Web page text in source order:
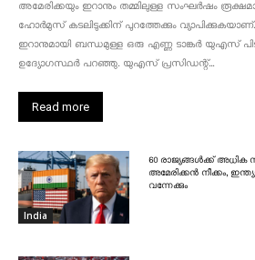
അമേരിക്കയും ഇറാനും തമ്മിലുള്ള സംഘർഷം
ഹോർമുസ് കടലിടുക്കിന് പുറത്തേക്കും
ഇറാനുമായി ബന്ധമുള്ള ഒരു എണ്ണ ടാങ്കർ യുഎസ്
ഉദ്യോഗസ്ഥർ പറഞ്ഞു. യുഎസ് പ്രസിഡന്റ്...
Read more
India
60 രാജ്യങ്ങൾക്ക് അധിക
അമേരിക്കൻ നീക്കം,
വന്നേക്കും